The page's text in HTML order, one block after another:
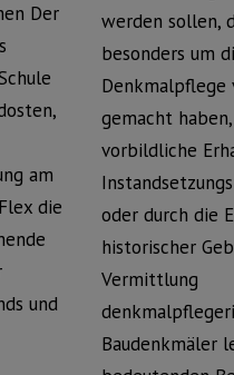
Der
am
die
und
werden sollen,
besonders um
Denkmalpflege
gemacht
vorbildliche
oder durch die
historischer
Vermittlung
Baudenkmäler